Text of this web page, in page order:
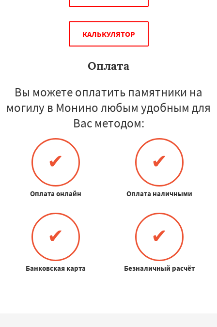
КАЛЬКУЛЯТОР
Оплата
Вы можете оплатить памятники на
могилу в Монино любым удобным для
Вас методом:
✔
Оплата онлайн
✔
Оплата наличными
✔
Банковская карта
✔
Безналичный расчёт